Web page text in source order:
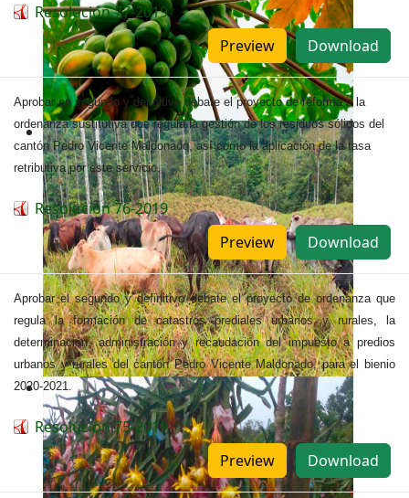
Resolución 77-2019
Download
Preview
Aprobar en segundo y definitivo debate el proyecto de reforma a la
ordenanza sustitutiva que regula la gestión de los residuos sólidos del
cantón Pedro Vicente Maldonado, así como la aplicación de la tasa
retributiva por este servicio.
Resolución 76-2019
Download
Preview
Aprobar el segundo y definitivo debate el proyecto de ordenanza que
regula la formación de catastros prediales urbanos y rurales, la
determinación, administración y recaudación del impuesto a predios
urbanos y rurales del cantón Pedro Vicente Maldonado, para el bienio
2020-2021.
Resolución 75-2019
Download
Preview